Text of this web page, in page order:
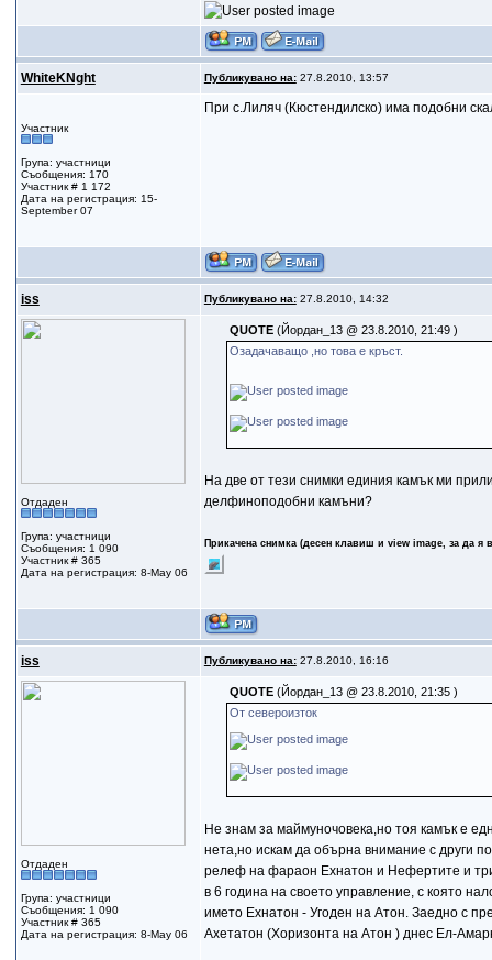
WhiteKNght Публикувано на:27.8.2010, 13:57
Участник
Група: участници
Съобщения: 170
Участник # 1 172
Дата на регистрация: 15-
September 07
При с.Лиляч (Кюстендилско) има подобни
iss Публикувано на:27.8.2010, 14:32
Отдаден
Група: участници
Съобщения: 1 090
Участник # 365
Дата на регистрация: 8-May 06
QUOTE (Йордан_13 @ 23.8.2010, 21:49 )
Озадачаващо ,но това е кръст.
На две от тези снимки единия камък ми
делфиноподобни камъни?
Прикачена снимка (десен клавиш и view image, за да я
iss Публикувано на:27.8.2010, 16:16
Отдаден
Група: участници
Съобщения: 1 090
Участник # 365
Дата на регистрация: 8-May 06
QUOTE (Йордан_13 @ 23.8.2010, 21:35 )
От североизток
Не знам за маймуночовека,но тоя камък е
нета,но искам да обърна внимание с други
релеф на фараон Ехнатон и Нефертите и
в 6 година на своето управление, с която
името Ехнатон - Угоден на Атон. Заедно с
Ахетатон (Хоризонта на Атон ) днес Ел-